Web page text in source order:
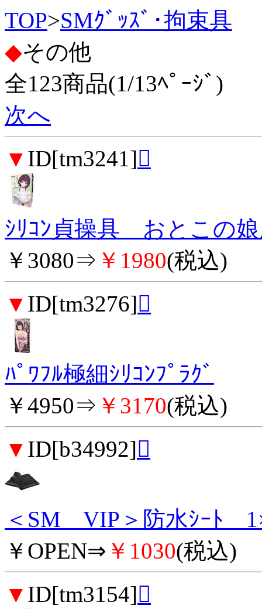
TOP>SMｸﾞｯｽﾞ･拘束具
◆その他
全123商品(1/13ﾍﾟｰｼﾞ)
次へ
▼ ID[tm3241]
ｼﾘｺﾝ貞操具 おとこの
￥3080⇒ ￥1980(税込)
▼ ID[tm3276]
ﾊﾟﾜﾌﾙ極細ｼﾘｺﾝﾌﾟﾗｸﾞ
￥4950⇒ ￥3170(税込)
▼ ID[b34992]
＜SM VIP＞防水ｼｰﾄ
￥OPEN⇒ ￥1030(税込)
▼ ID[tm3154]